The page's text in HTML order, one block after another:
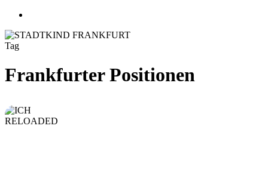
Tag
Frankfurter Positionen